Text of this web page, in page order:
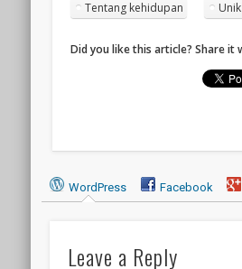
Tentang kehidupan Unik
Did you like this article? Share it
WordPress Facebook
Leave a Reply